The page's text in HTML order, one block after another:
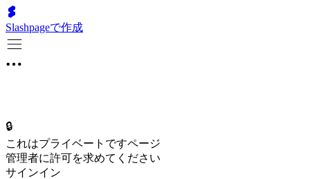
Slashpageで作成
🔒
これはプライベートですページ
管理者に許可を求めてください
サインイン